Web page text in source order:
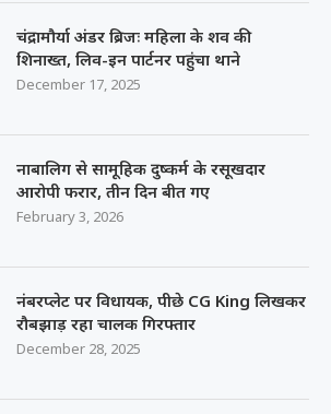
चंद्रामौर्या अंडर ब्रिजः महिला के शव की
शिनाख्त, लिव-इन पार्टनर पहुंचा थाने
December 17, 2025
नाबालिग से सामूहिक दुष्कर्म के रसूखदार
आरोपी फरार, तीन दिन बीत गए
February 3, 2026
नंबरप्लेट पर विधायक, पीछे CG King लिखकर
रौबझाड़ रहा चालक गिरफ्तार
December 28, 2025